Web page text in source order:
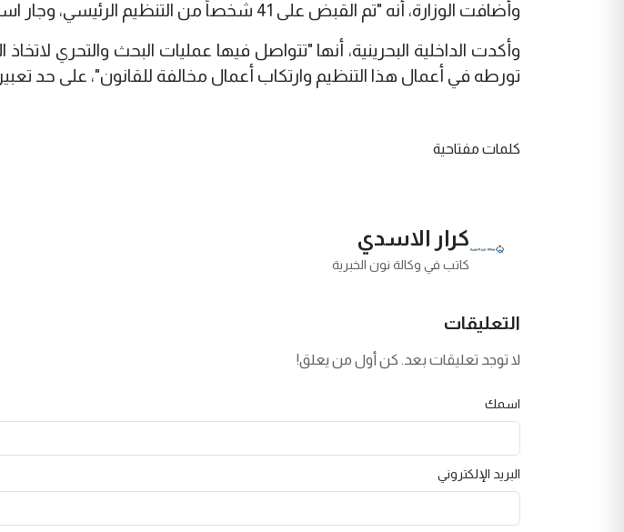
وأضافت الوزارة، أنه "تم القبض على 41 شخصاً من التنظيم الرئيسي، وجار استكمال الإجراءات القانونية بحقهم".
وأكدت الداخلية البحرينية، أنها "تتواصل فيها عمليات البحث والتحري
تورطه في أعمال هذا التنظيم وارتكاب أعمال مخالفة للقانون"، على حد
كلمات مفتاحية
كرار الاسدي
كاتب في وكالة نون الخبرية
التعليقات
لا توجد تعليقات بعد. كن أول من يعلق!
اسمك
البريد الإلكتروني